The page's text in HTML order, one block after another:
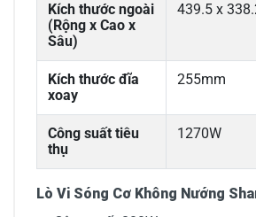
Kích thước ngoài
(Rộng x Cao x
Sâu)
439.5 x
Kích thước đĩa
xoay
255mm
Công suất tiêu
thụ
1270W
Lò Vi Sóng Cơ Không Nướng